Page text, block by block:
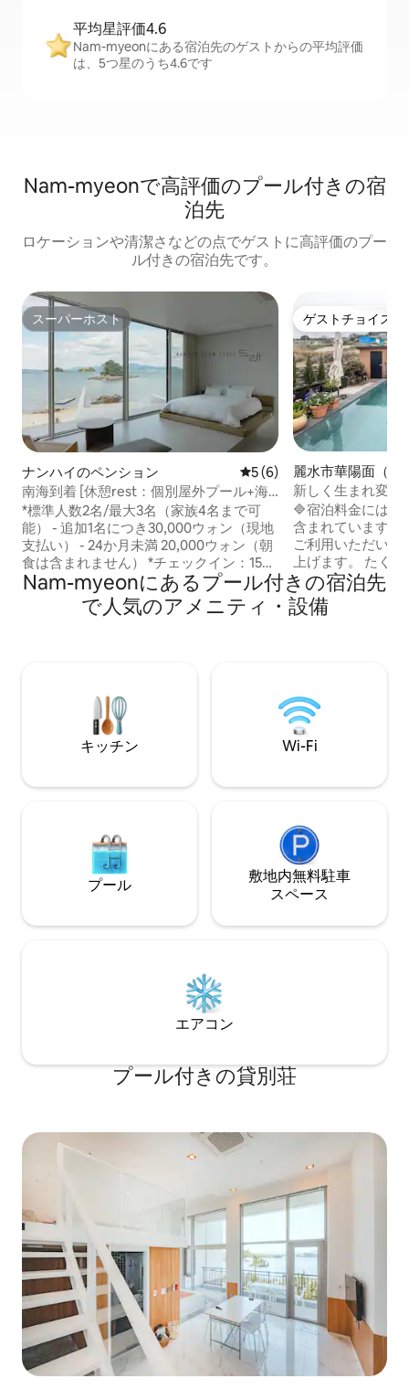
平均星評価4.6
Nam-myeonにある宿泊先のゲストからの平均評価
は、5つ星のうち4.6です
Nam-myeonで高評価のプール付きの宿
泊先
ロケーションや清潔さなどの点でゲストに高評価のプー
ル付きの宿泊先です。
スーパーホスト
スーパーホスト
ナンハイのペンション レビュー6件、5つ星中5つ
5 (6)
南海到着 [休憩rest：個別屋外プール+海
の眺望が見える屋内風呂]
*標準人数2名/最大3名（家族4名まで可
能） - 追加1名につき30,000ウォン（現地
支払い） - 24か月未満 20,000ウォン（朝
食は含まれません） *チェックイン：15時
から／チェックアウト：11時まで *個別屋
外プールの温水追加料金（現地支払い）
[3月～11月] 32℃ 40,000ウォン、34℃
ャコールグリルの貸し出し 20,000ウォン
（現地支払い/3月～11月利用可能） *朝
食：滞在期間中毎日提供 （ランダムサン
ドイッチ + 手作りヨーグルト + グラノー
理：簡単な調理のみ可能（強い匂いがす
大画面（Netflix、YouTube 利用可能） *
Bluetoothスピーカー： JBL * コーヒーポ
ットとドリップバッグコーヒー
_________ 島と潮の満ち引きが作り出し
って 再び立ち上がる(rise)空間 南海スロー
ゲストチョイス
ゲストチョイス
麗水市華陽面（ヨ
ァヤンミョン）の
ン
新しく生まれ変わ
設 *済州島の石壁
ヴィラ 広々とし
*ミューズハウス
🔷️宿泊料金には、
含まれています。 これまで当宿泊施設を
ご利用いただいた
上げます。 たく
かげで、再訪の方
工事を再び完了し、 ようやく美しい
皆様にお会いする
利用の際の快適さ
の壁で作られた
ジャグジーで 足
来てくださった方
型プールのご利用
に含まれています
ール使用料が発生
ン） 🔷️空が見え
ー（温水使用時）
方は足湯 お子様
たします。 🔷️犬同伴可（10kg以下） 1匹
Nam-myeonにあるプール付きの宿泊先
で人気のアメニティ・設備
キッチン Wi-Fi
プール
敷地内無料駐⁠車
ス⁠ペ⁠ー⁠ス
エアコン
プール付きの貸別荘